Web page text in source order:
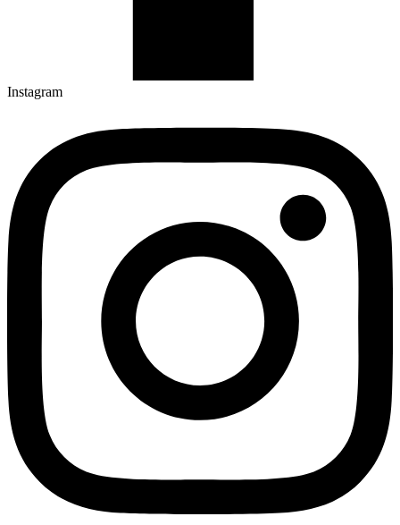
Instagram